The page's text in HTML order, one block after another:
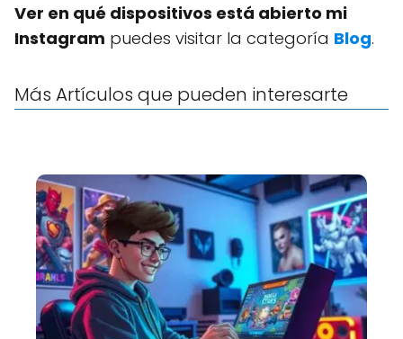
Ver en qué dispositivos está abierto mi
Instagram puedes visitar la categoría Blog.
Más Artículos que pueden interesarte